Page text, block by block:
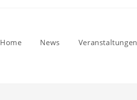
Home News Veranstaltungen